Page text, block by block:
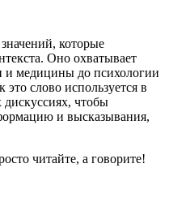
которые
Оно охватывает
и медицины до психологии
слово используется в
чтобы
и высказывания,
читайте, а говорите!